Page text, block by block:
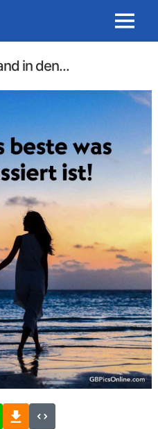
Menu
in den...